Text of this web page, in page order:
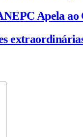
Apela